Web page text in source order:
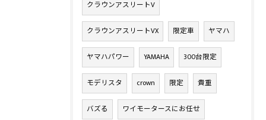
クラウンアスリートV
クラウンアスリートVX 限定車 ヤマハ
ヤマハパワー YAMAHA 300台限定
モデリスタ crown 限定 貴重
バズる ワイモータースにお任せ